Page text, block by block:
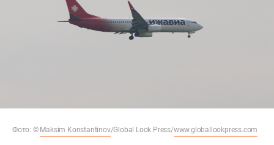
Фото: © Maksim Konstantinov/Global Look Press/www.globallookpress.com